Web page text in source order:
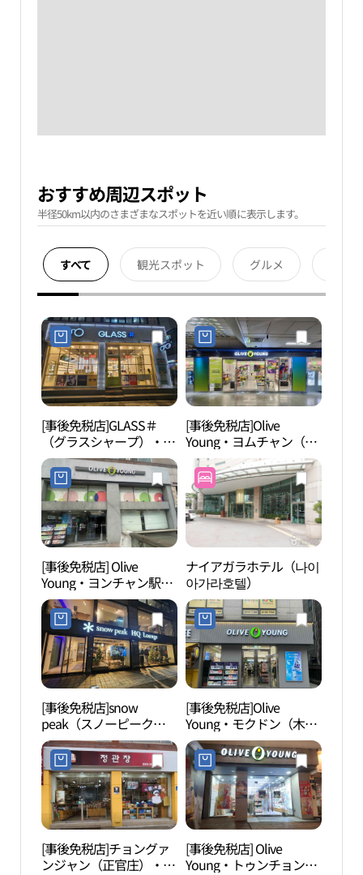
おすすめ周辺スポット
半径50km以内のさまざまなスポットを近い順に表示します。
すべて 観光スポット グルメ
[事後免税店]GLASS＃
（グラスシャープ）・ヨ
ムチャン駅店(글라스샵
염창역점)
[事後免税店]Olive
Young・ヨムチャン（塩
倉）駅9号線店(올리브영
염창역9호선점)
[事後免税店] Olive
Young・ヨンチャン駅店
(올리브영 염창역점)
ナイアガラホテル（나이
아가라호텔）
[事後免税店]snow
peak（スノーピーク）
HQ Lounge(스노우피크
HQ Lounge)
[事後免税店]Olive
Young・モクドン（木
洞）パリ公園店(올리브
영 목동파리공원점)
[事後免税店]チョングァ
ンジャン（正官庄）・ヨ
[事後免税店] Olive
Young・トゥンチョン